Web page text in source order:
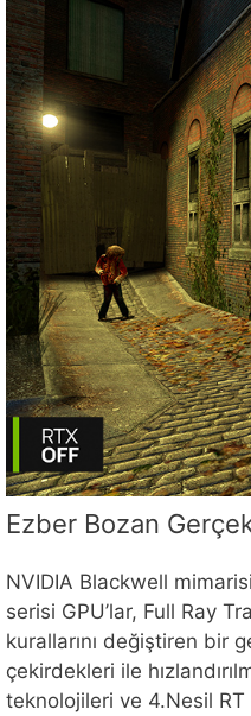
Ezber Bozan
NVIDIA Blackwell
serisi GPU’lar, Full Ray
kurallarını değiştiren bir
çekirdekleri ile
teknolojileri ve 4.Nesil